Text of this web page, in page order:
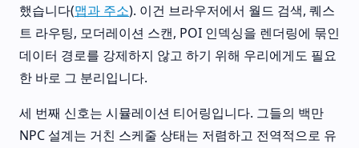
했습니다(맵과 주소). 이건 브라우저에서 월드 검색, 퀘스
트 라우팅, 모더레이션 스캔, POI 인덱싱을 렌더링에 묶인
데이터 경로를 강제하지 않고 하기 위해 우리에게도 필요
한 바로 그 분리입니다.
세 번째 신호는 시뮬레이션 티어링입니다. 그들의 백만
NPC 설계는 거친 스케줄 상태는 저렴하고 전역적으로 유